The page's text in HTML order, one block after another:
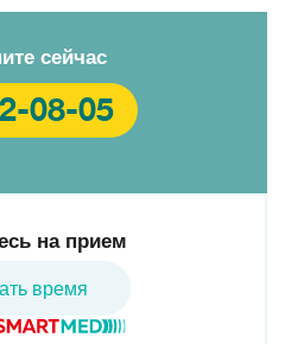
сейчас
08-05
на прием
время